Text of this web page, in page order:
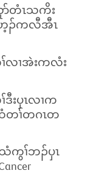
ာ်တံၤသကိး
ဟ့ၣ်ကလီအီၤ
လၢအဲးကလံး
းပှၤလၢက
တၢ်တဂၤတ
သံကွၢ်ဘၣ်ပှၤ